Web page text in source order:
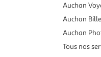
Auchan
Auchan
Auchan
Tous nos